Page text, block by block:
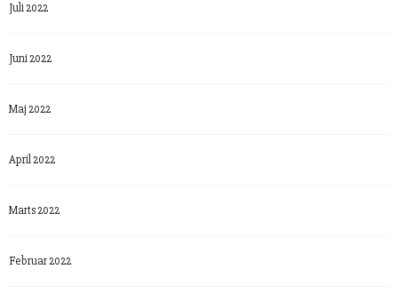
Juli 2022
Juni 2022
Maj 2022
April 2022
Marts 2022
Februar 2022